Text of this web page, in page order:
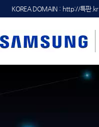
KOREA DOMAIN : http://특판.kr